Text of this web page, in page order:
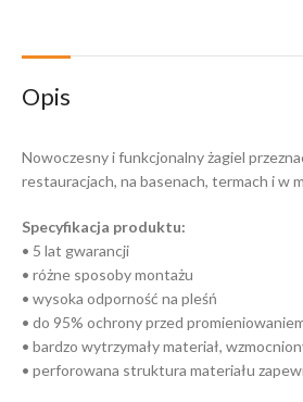
Opis
Nowoczesny i funkcjonalny żagiel
restauracjach, na basenach, termach i w
Specyfikacja produktu:
• 5 lat gwarancji
• różne sposoby montażu
• wysoka odporność na pleśń
• do 95% ochrony przed
• bardzo wytrzymały materiał,
• perforowana struktura materiału